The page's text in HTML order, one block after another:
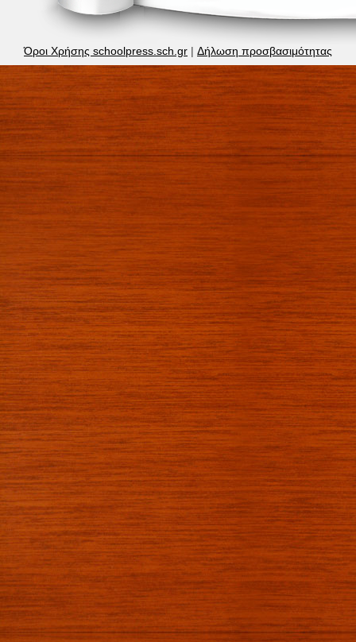
Όροι Χρήσης schoolpress.sch.gr | Δήλωση προσβασιμότητας